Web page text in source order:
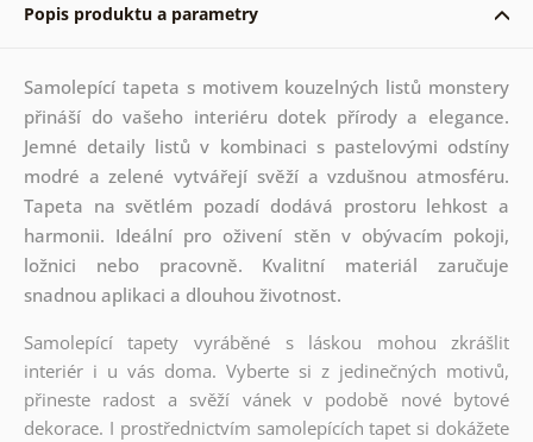
Popis produktu a parametry
Samolepící tapeta s motivem kouzelných listů monstery
přináší do vašeho interiéru dotek přírody a elegance.
Jemné detaily listů v kombinaci s pastelovými odstíny
modré a zelené vytvářejí svěží a vzdušnou atmosféru.
Tapeta na světlém pozadí dodává prostoru lehkost a
harmonii. Ideální pro oživení stěn v obývacím pokoji,
ložnici nebo pracovně. Kvalitní materiál zaručuje
snadnou aplikaci a dlouhou životnost.
Samolepící tapety vyráběné s láskou mohou zkrášlit
interiér i u vás doma. Vyberte si z jedinečných motivů,
přineste radost a svěží vánek v podobě nové bytové
dekorace. I prostřednictvím samolepících tapet si dokážete